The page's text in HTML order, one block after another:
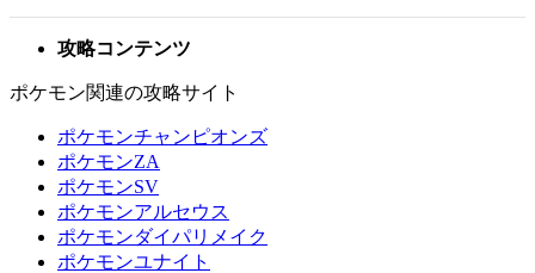
攻略コンテンツ
ポケモン関連の攻略サイト
ポケモンチャンピオンズ
ポケモンZA
ポケモンSV
ポケモンアルセウス
ポケモンダイパリメイク
ポケモンユナイト